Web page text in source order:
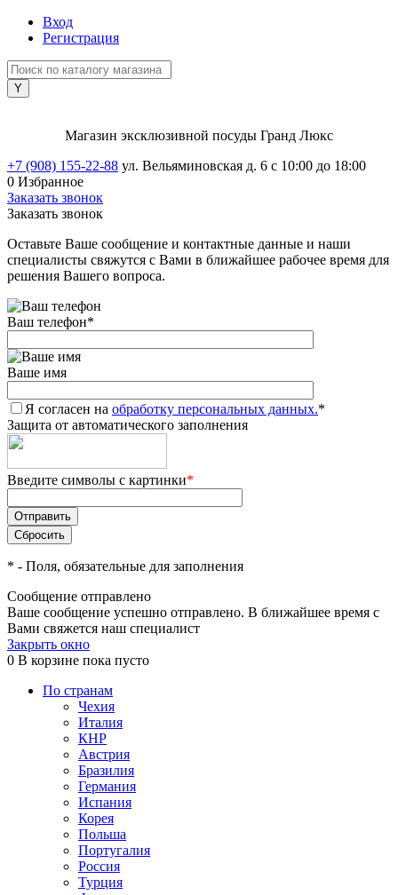
Вход
Регистрация
Магазин эксклюзивной посуды Гранд Люкс
+7 (908) 155-22-88 ул. Вельяминовская д. 6 с 10:00 до 18:00
0 Избранное
Заказать звонок
Заказать звонок
Оставьте Ваше сообщение и контактные данные и наши
специалисты свяжутся с Вами в ближайшее рабочее время для
решения Вашего вопроса.
Ваш телефон*
Ваше имя
Я согласен на обработку персональных данных.*
Защита от автоматического заполнения
Введите символы с картинки*
* - Поля, обязательные для заполнения
Сообщение отправлено
Ваше сообщение успешно отправлено. В ближайшее время с
Вами свяжется наш специалист
Закрыть окно
0 В корзине пока пусто
По странам
Чехия
Италия
КНР
Австрия
Бразилия
Германия
Испания
Корея
Польша
Португалия
Россия
Турция